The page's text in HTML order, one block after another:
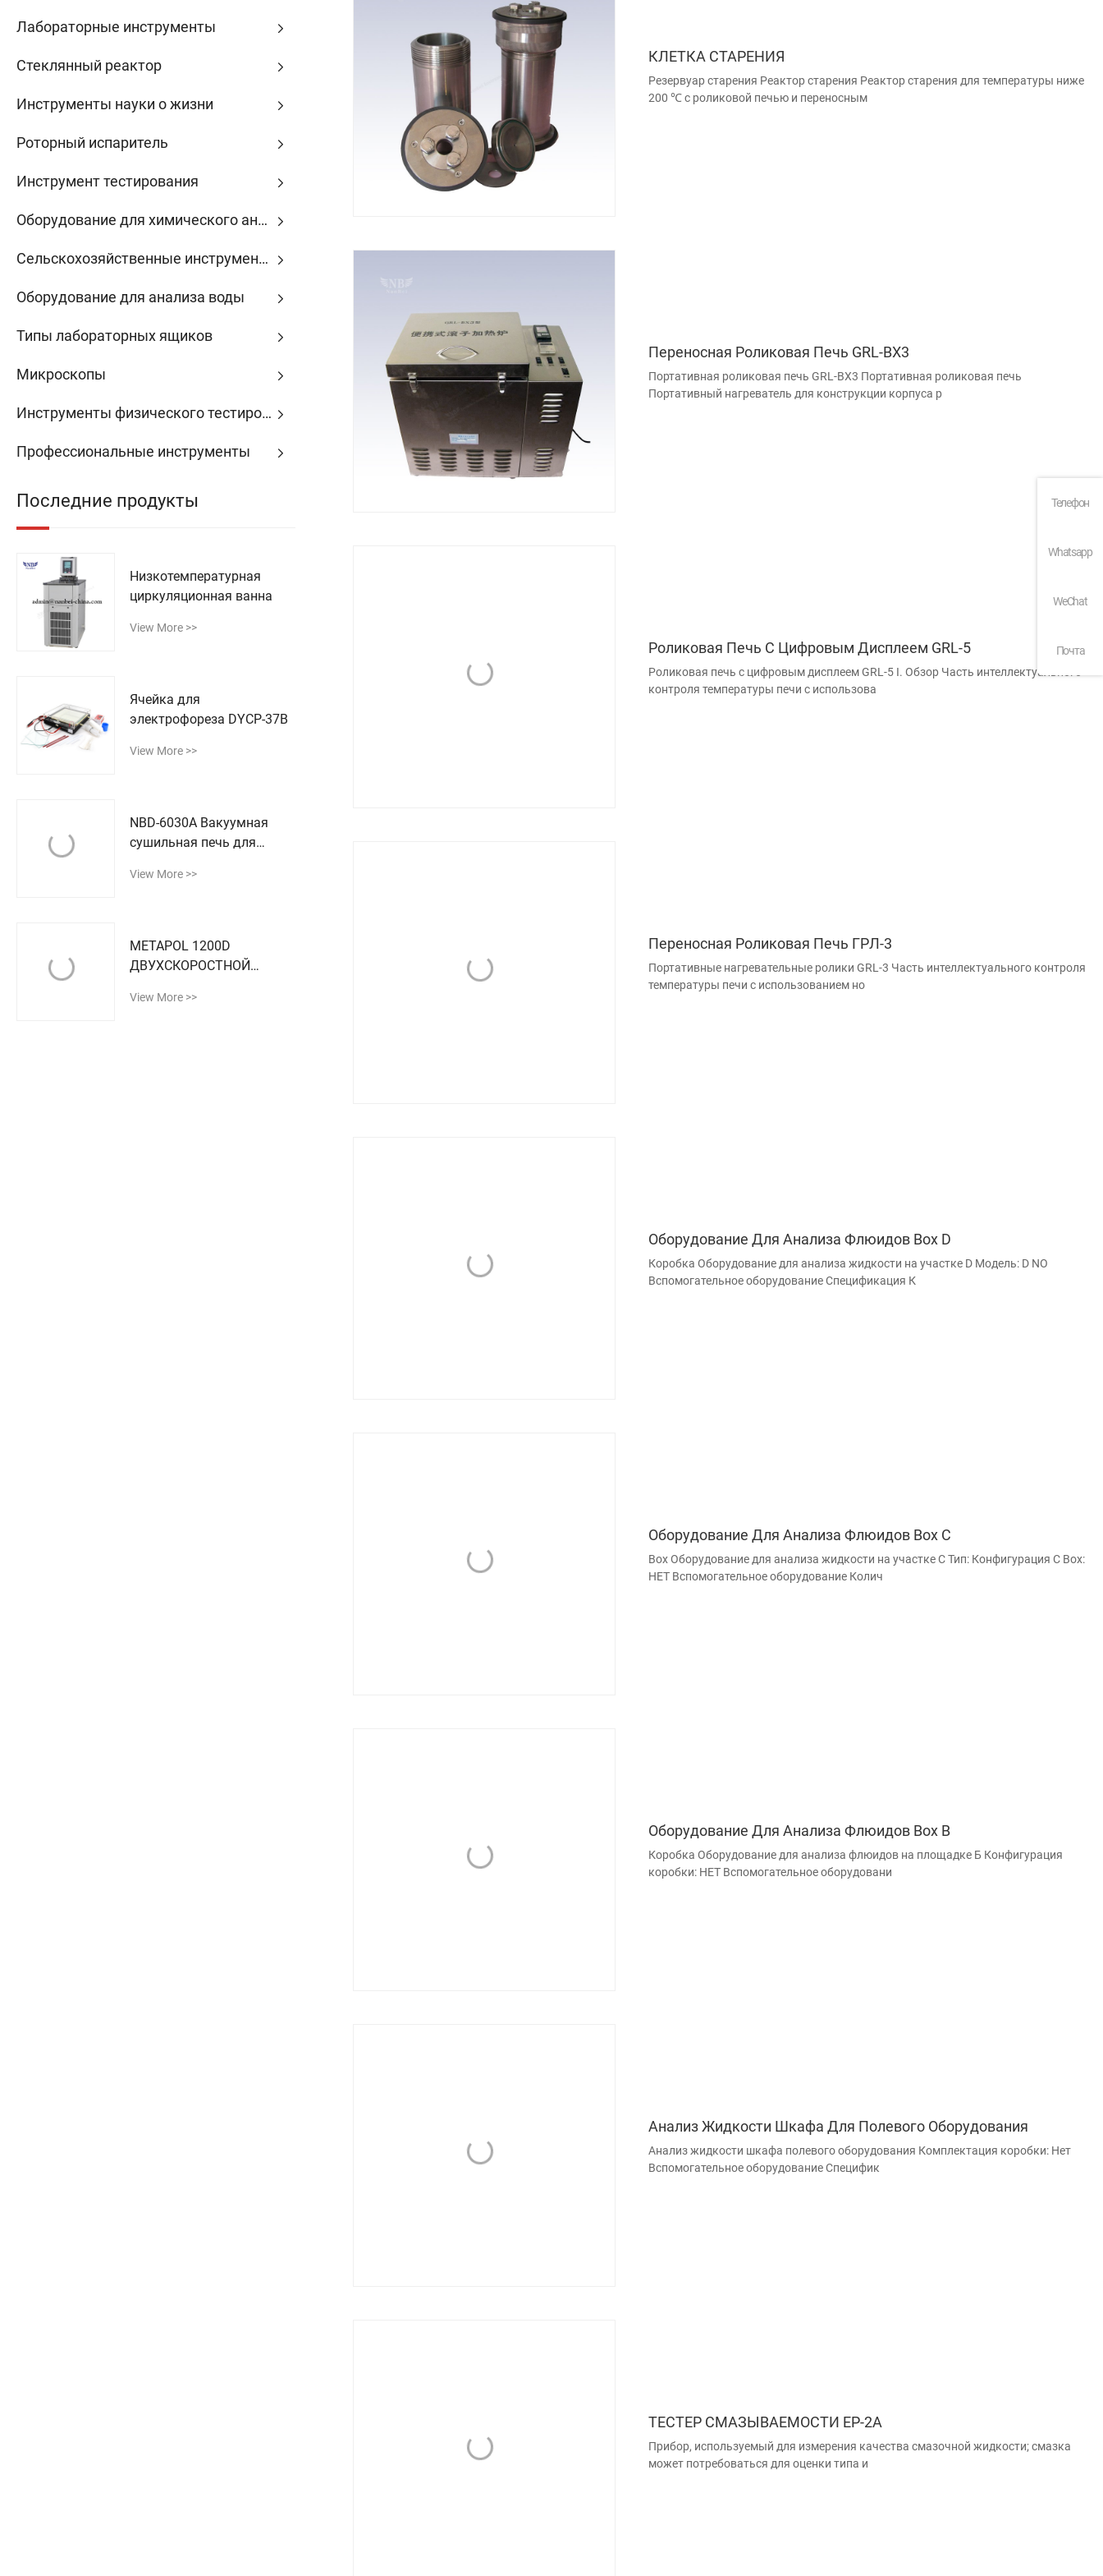
Лабораторные инструменты
Стеклянный реактор
Инструменты науки о жизни
Роторный испаритель
Инструмент тестирования
Оборудование для химического анализа
Сельскохозяйственные инструменты
Оборудование для анализа воды
Типы лабораторных ящиков
Микроскопы
Инструменты физического тестирования
Профессиональные инструменты
Последние продукты
Низкотемпературная
циркуляционная ванна
View More >>
Ячейка для
электрофореза DYCP-37B
View More >>
NBD-6030A Вакуумная
сушильная печь для
промышленности
View More >>
METAPOL 1200D
ДВУХСКОРОСТНОЙ
СТАНОК ДЛЯ ШЛИФОВКИ
View More >>
КЛЕТКА СТАРЕНИЯ
Резервуар старения Реактор старения Реактор старения для температуры ниже
200 ℃ с роликовой печью и переносным
Переносная Роликовая Печь GRL-BX3
Портативная роликовая печь GRL-BX3 Портативная роликовая печь
Портативный нагреватель для конструкции корпуса р
Роликовая Печь С Цифровым Дисплеем GRL-5
Роликовая печь с цифровым дисплеем GRL-5 I. Обзор Часть интеллектуального
контроля температуры печи с использова
Переносная Роликовая Печь ГРЛ-3
Портативные нагревательные ролики GRL-3 Часть интеллектуального контроля
температуры печи с использованием но
Оборудование Для Анализа Флюидов Box D
Коробка Оборудование для анализа жидкости на участке D Модель: D NO
Вспомогательное оборудование Спецификация К
Оборудование Для Анализа Флюидов Box C
Box Оборудование для анализа жидкости на участке C Тип: Конфигурация C Box:
НЕТ Вспомогательное оборудование Колич
Оборудование Для Анализа Флюидов Box B
Коробка Оборудование для анализа флюидов на площадке Б Конфигурация
коробки: НЕТ Вспомогательное оборудовани
Анализ Жидкости Шкафа Для Полевого Оборудования
Анализ жидкости шкафа полевого оборудования Комплектация коробки: Нет
Вспомогательное оборудование Специфик
ТЕСТЕР СМАЗЫВАЕМОСТИ EP-2A
Прибор, используемый для измерения качества смазочной жидкости; смазка
может потребоваться для оценки типа и
Телефон
Whatsapp
WeChat
Почта